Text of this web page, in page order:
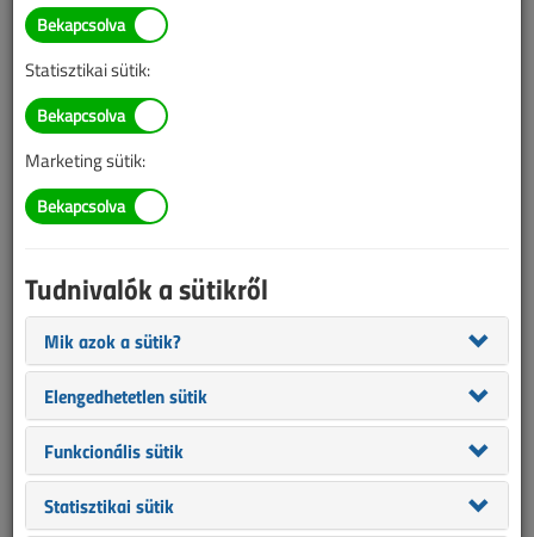
Tudnivalók az online cikkvásárlásról
Van más mód ahhoz, hogy hozzáférjek egy cikkhez?
A megvásárolt cikket megkapom nyomtatott formában
is?
VL előfizetés
Statisztikai sütik:
Marketing sütik:
Tudnivalók a sütikről
Mik azok a sütik?
Elengedhetetlen sütik
Funkcionális sütik
Statisztikai sütik